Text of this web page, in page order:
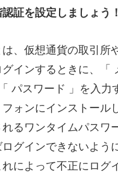
証を設定しましょう！
、仮想通貨の取引所
グインするときに、「
パスワード 」を入力
ォンにインストール
るワンタイムパスワ
グインできないよう
によって不正にログ